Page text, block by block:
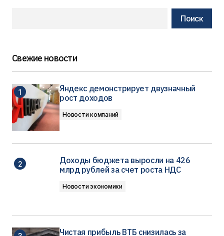
Поиск
Свежие новости
Яндекс демонстрирует двузначный
рост доходов
Новости компаний
Доходы бюджета выросли на 426
млрд рублей за счет роста НДС
Новости экономики
Чистая прибыль ВТБ снизилась за